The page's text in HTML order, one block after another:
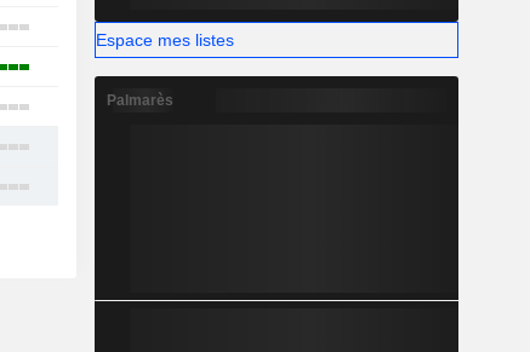
Espace mes listes
Palmarès